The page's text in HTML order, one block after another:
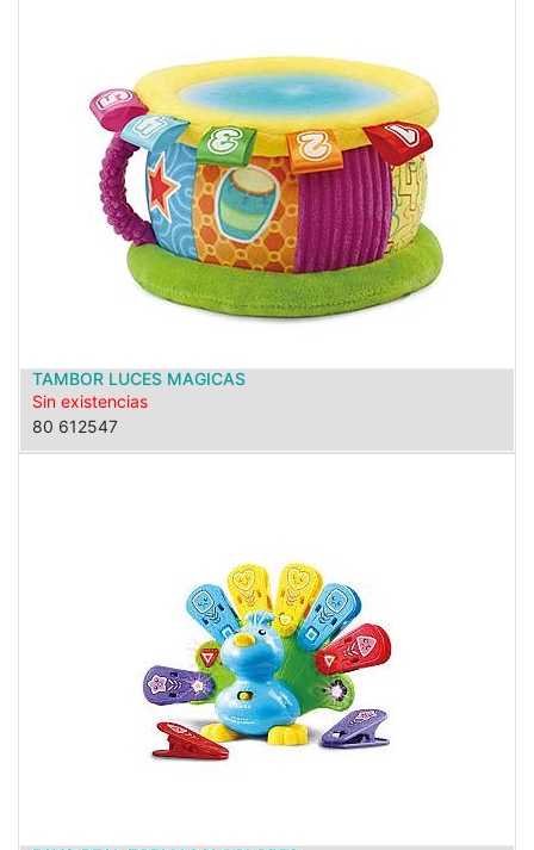
TAMBOR LUCES MAGICAS
Sin existencias
80 612547